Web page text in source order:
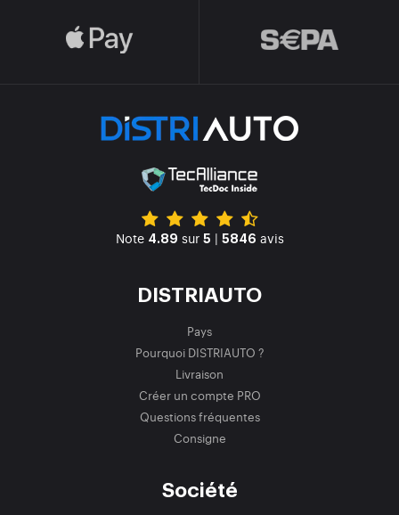
Note 4.89 sur 5 | 5846 avis
DISTRIAUTO
Pays
Pourquoi DISTRIAUTO ?
Livraison
Créer un compte PRO
Questions fréquentes
Consigne
Société